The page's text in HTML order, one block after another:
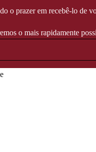
o prazer em recebê-lo de
o mais rapidamente